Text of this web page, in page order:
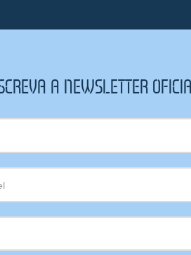
A NEWSLETTER